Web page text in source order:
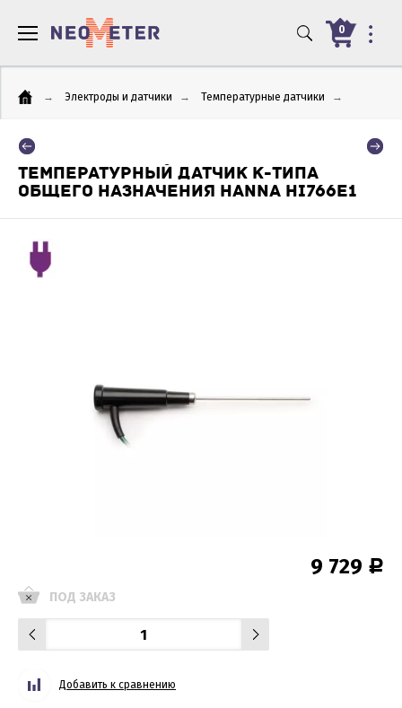
0
→ Электроды и датчики → Температурные датчики →
ТЕМПЕРАТУРНЫЙ ДАТЧИК K-ТИПА
ОБЩЕГО НАЗНАЧЕНИЯ HANNA HI766E1
9 729 Р
ПОД ЗАКАЗ
Добавить к сравнению